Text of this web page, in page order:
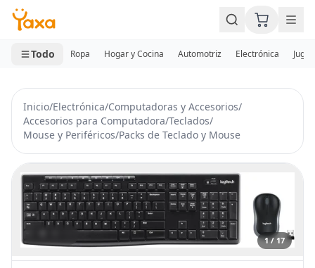
MINI CARRITO
0 productos
Todo Ropa Hogar y Cocina Automotriz Electrónica
Inicio/Electrónica/Computadoras y Accesorios/
Accesorios para Computadora/Teclados/
Mouse y Periféricos/Packs de Teclado y Mouse
1 / 17